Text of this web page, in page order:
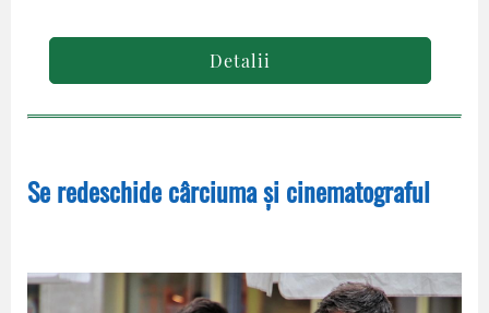
Detalii
Se redeschide cârciuma și cinematograful